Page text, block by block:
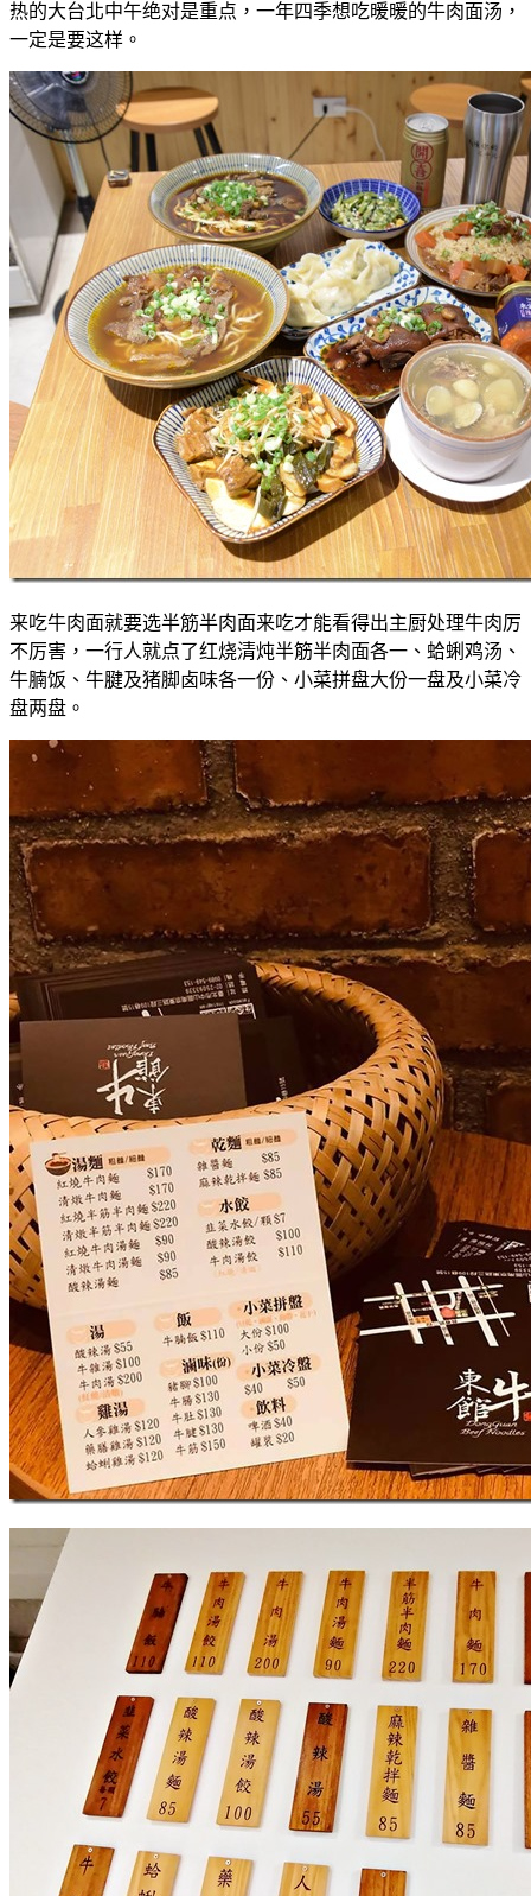
热的大台北中午绝对是重点，一年四季想吃暖暖的牛肉面汤，
一定是要这样。
来吃牛肉面就要选半筋半肉面来吃才能看得出主厨处理牛肉厉
不厉害，一行人就点了红烧清炖半筋半肉面各一、蛤蜊鸡汤、
牛腩饭、牛腱及猪脚卤味各一份、小菜拼盘大份一盘及小菜冷
盘两盘。